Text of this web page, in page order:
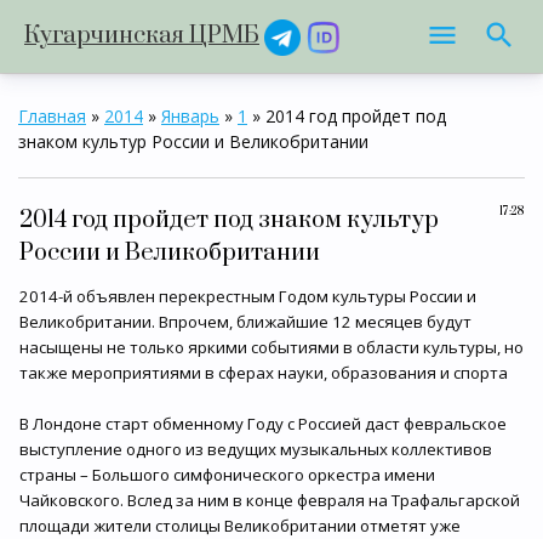
Кугарчинская ЦРМБ
Главная » 2014 » Январь » 1 » 2014 год пройдет под
знаком культур России и Великобритании
17:28
2014 год пройдет под знаком культур
России и Великобритании
2014-й объявлен перекрестным Годом культуры России и
Великобритании. Впрочем, ближайшие 12 месяцев будут
насыщены не только яркими событиями в области культуры, но
также мероприятиями в сферах науки, образования и спорта
В Лондоне старт обменному Году с Россией даст февральское
выступление одного из ведущих музыкальных коллективов
страны – Большого симфонического оркестра имени
Чайковского. Вслед за ним в конце февраля на Трафальгарской
площади жители столицы Великобритании отметят уже